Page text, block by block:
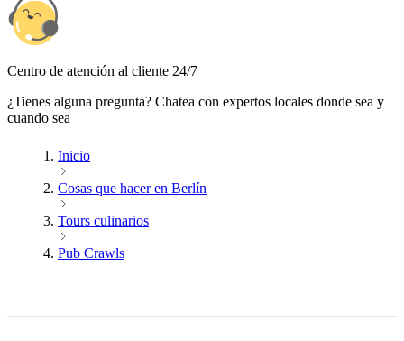
Centro de atención al cliente 24/7
¿Tienes alguna pregunta? Chatea con expertos locales donde sea y
cuando sea
Inicio
Cosas que hacer en Berlín
Tours culinarios
Pub Crawls